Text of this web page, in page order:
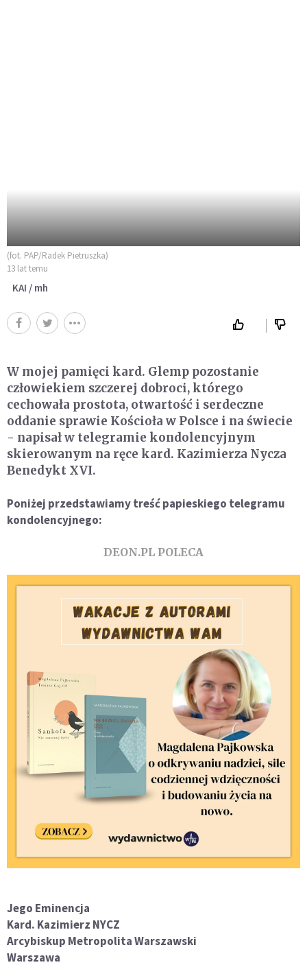
(fot. PAP/Radek Pietruszka)
13 lat temu
KAI / mh
W mojej pamięci kard. Glemp pozostanie
człowiekiem szczerej dobroci, którego
cechowała prostota, otwartość i serdeczne
oddanie sprawie Kościoła w Polsce i na świecie
- napisał w telegramie kondolencyjnym
skierowanym na ręce kard. Kazimierza Nycza
Benedykt XVI.
Poniżej przedstawiamy treść papieskiego telegramu
kondolencyjnego:
DEON.PL POLECA
Jego Eminencja
Kard. Kazimierz NYCZ
Arcybiskup Metropolita Warszawski
Warszawa